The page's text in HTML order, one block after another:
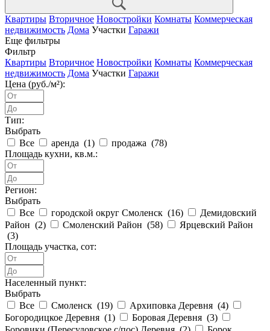
Квартиры Вторичное Новостройки Комнаты Коммерческая
недвижимость Дома Участки Гаражи
Еще фильтры
Фильтр
Квартиры Вторичное Новостройки Комнаты Коммерческая
недвижимость Дома Участки Гаражи
Цена (руб./м²):
Тип:
Выбрать
Все
аренда (1) продажа (78)
Площадь кухни, кв.м.:
Регион:
Выбрать
Все
городской округ Смоленск (16)
Демидовский
Район (2) Смоленский Район (58)
Ярцевский Район
(3)
Площадь участка, сот:
Населенный пункт:
Выбрать
Все
Смоленск (19) Архиповка Деревня (4)
Богородицкое Деревня (1) Боровая Деревня (3)